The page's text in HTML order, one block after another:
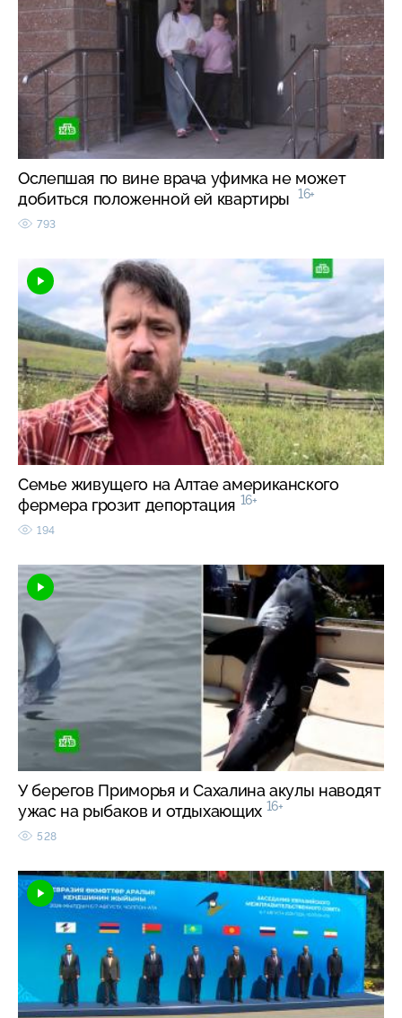
Ослепшая по вине врача уфимка не может
добиться положенной ей квартиры
16+
793
Семье живущего на Алтае американского
фермера грозит депортация 16+
194
У берегов Приморья и Сахалина акулы наводят
ужас на рыбаков и отдыхающих 16+
528